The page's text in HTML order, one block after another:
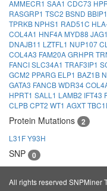
AMMECR1 SAA1 CDC73
RASGRP1 TSC2 BSND BBIP1
TPRKB NPHS1 RAD51C
COL4A1 HNF4A MYD88 JAG1
DNAJB11 LZTFL1 NUP107
COL4A3 FAM20AGRHPR
FANCISLC34A1 TRAF3IP1
GCM2 PPARG ELP1 BAZ1B
GATA3 FANCBWDR34
HPRT1 SALL1 LAMB2 IFT43
CLPBCPT2 WT1 AGXT
Protein Mutations 2
L31FY93H
SNP 0
All rights reserved SNPMiner